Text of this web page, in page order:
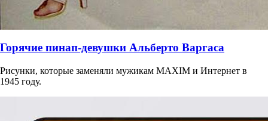
Горячие пинап-девушки Альберто Варгаса
Рисунки, которые заменяли мужикам MAXIM и Интернет в
1945 году.